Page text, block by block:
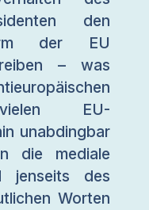
den
der EU
– was
EU-
unabdingbar
die mediale
jenseits des
Worten